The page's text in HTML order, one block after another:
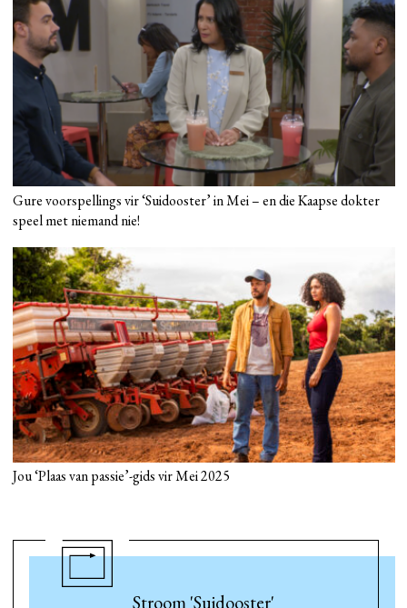
Gure voorspellings vir ‘Suidooster’ in Mei – en die Kaapse dokter
speel met niemand nie!
Jou ‘Plaas van passie’-gids vir Mei 2025
Stroom 'Suidooster'